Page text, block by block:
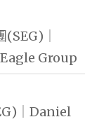
｜
Group
｜Daniel